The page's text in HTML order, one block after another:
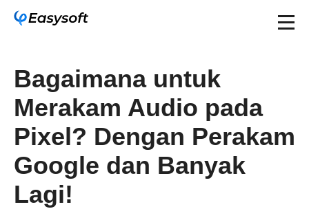
Bagaimana untuk
Merakam Audio pada
Pixel? Dengan Perakam
Google dan Banyak
Lagi!